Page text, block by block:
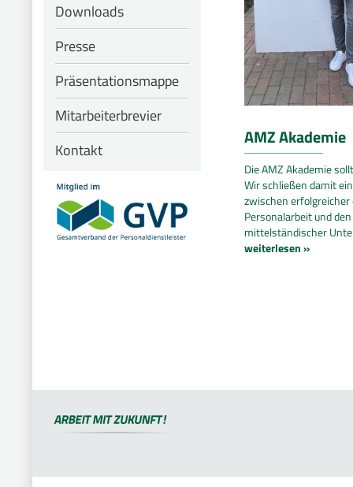
Downloads
Presse
Präsentationsmappe
Mitarbeiterbrevier
Kontakt
AMZ Akademie
Die AMZ Akademie
Wir schließen damit
zwischen
Personalarbeit und
mittelständischer
weiterlesen »